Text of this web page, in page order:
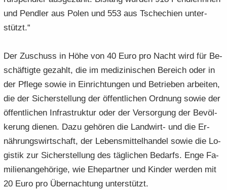
und Pend­ler aus Polen und 553 aus Tsche­chi­en un­ter­
stützt.“
Der Zu­schuss in Höhe von 40 Euro pro Nacht wird für Be­
schäf­tig­te ge­zahlt, die im me­di­zi­ni­schen Be­reich oder in
der Pfle­ge sowie in Ein­rich­tun­gen und Be­trie­ben ar­bei­ten,
die der Si­cher­stel­lung der öf­fent­li­chen Ord­nung sowie der
öf­fent­li­chen In­fra­struk­tur oder der Ver­sor­gung der Be­völ­
ke­rung die­nen. Dazu ge­hö­ren die Landwirt-​ und die Er­
näh­rungs­wirt­schaft, der Le­bens­mit­tel­han­del sowie die Lo­
gis­tik zur Si­cher­stel­lung des täg­li­chen Be­darfs. Enge Fa­
mi­li­en­an­ge­hö­ri­ge, wie Ehe­part­ner und Kin­der wer­den mit
20 Euro pro Über­nach­tung un­ter­stützt.